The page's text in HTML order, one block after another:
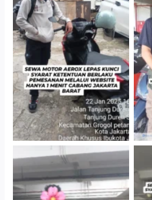
Cabang Jakarta Barat